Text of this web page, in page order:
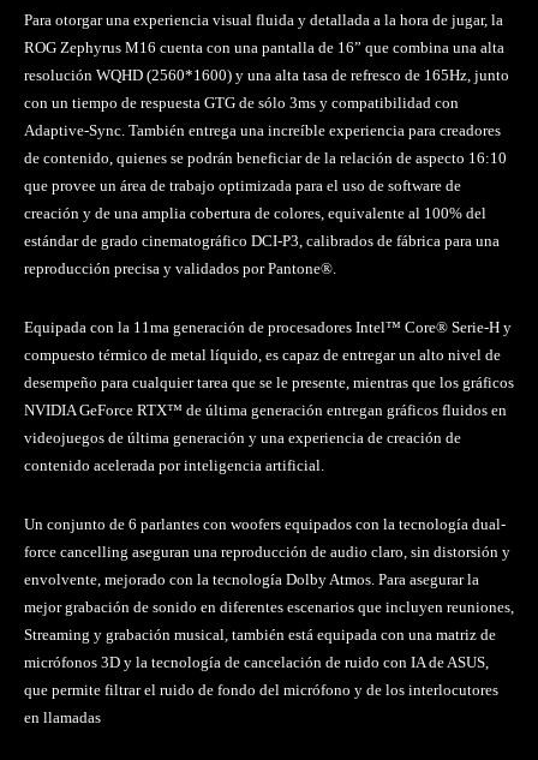
Para otorgar una experiencia visual fluida y detallada a la hora de jugar, la
ROG Zephyrus M16 cuenta con una pantalla de 16” que combina una alta
resolución WQHD (2560*1600) y una alta tasa de refresco de 165Hz, junto
con un tiempo de respuesta GTG de sólo 3ms y compatibilidad con
Adaptive-Sync. También entrega una increíble experiencia para creadores
de contenido, quienes se podrán beneficiar de la relación de aspecto 16:10
que provee un área de trabajo optimizada para el uso de software de
creación y de una amplia cobertura de colores, equivalente al 100% del
estándar de grado cinematográfico DCI-P3, calibrados de fábrica para una
reproducción precisa y validados por Pantone®.
Equipada con la 11ma generación de procesadores Intel™ Core® Serie-H y
compuesto térmico de metal líquido, es capaz de entregar un alto nivel de
desempeño para cualquier tarea que se le presente, mientras que los gráficos
NVIDIA GeForce RTX™ de última generación entregan gráficos fluidos en
videojuegos de última generación y una experiencia de creación de
contenido acelerada por inteligencia artificial.
Un conjunto de 6 parlantes con woofers equipados con la tecnología dual-
force cancelling aseguran una reproducción de audio claro, sin distorsión y
envolvente, mejorado con la tecnología Dolby Atmos. Para asegurar la
mejor grabación de sonido en diferentes escenarios que incluyen reuniones,
Streaming y grabación musical, también está equipada con una matriz de
micrófonos 3D y la tecnología de cancelación de ruido con IA de ASUS,
que permite filtrar el ruido de fondo del micrófono y de los interlocutores
en llamadas